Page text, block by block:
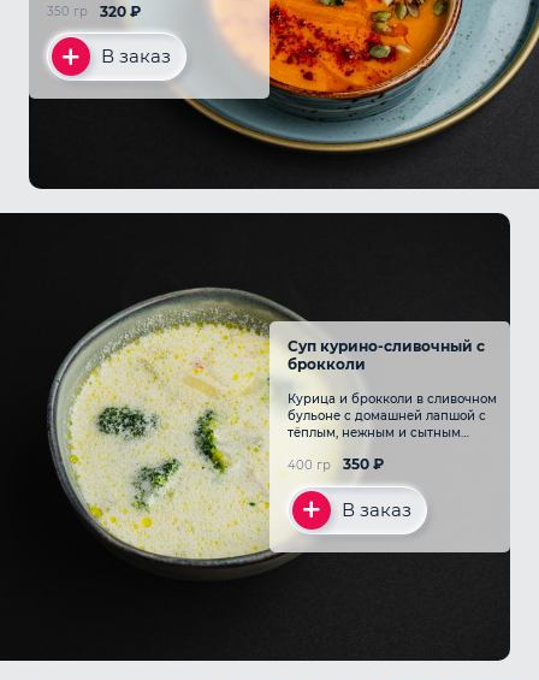
320 ₽
350 гр
В заказ
Суп курино-сливочный с
брокколи
Курица и брокколи в сливочном
бульоне с домашней лапшой с
тёплым, нежным и сытным
350 ₽
400 гр
В заказ